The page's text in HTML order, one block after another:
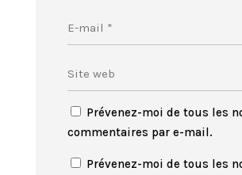
Prévenez-moi de tous les
commentaires par e-mail.
Prévenez-moi de tous les